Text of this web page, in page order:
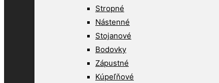
Stropné
Nástenné
Stojanové
Bodovky
Zápustné
Kúpeľňové